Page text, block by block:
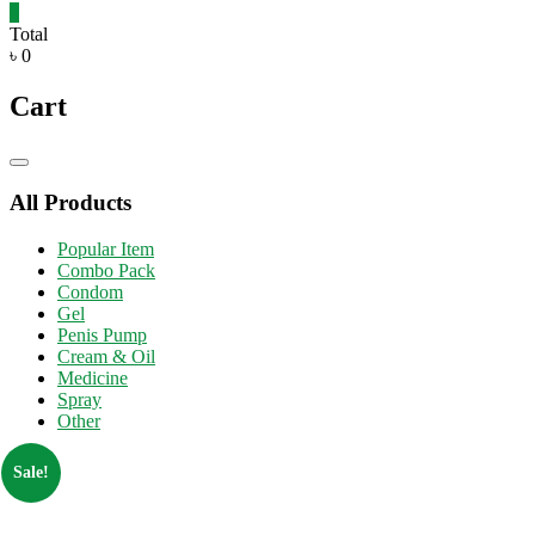
Total
৳ 0
Cart
Catalog
All Products
Popular Item
Combo Pack
Condom
Gel
Penis Pump
Cream & Oil
Medicine
Spray
Other
Sale!